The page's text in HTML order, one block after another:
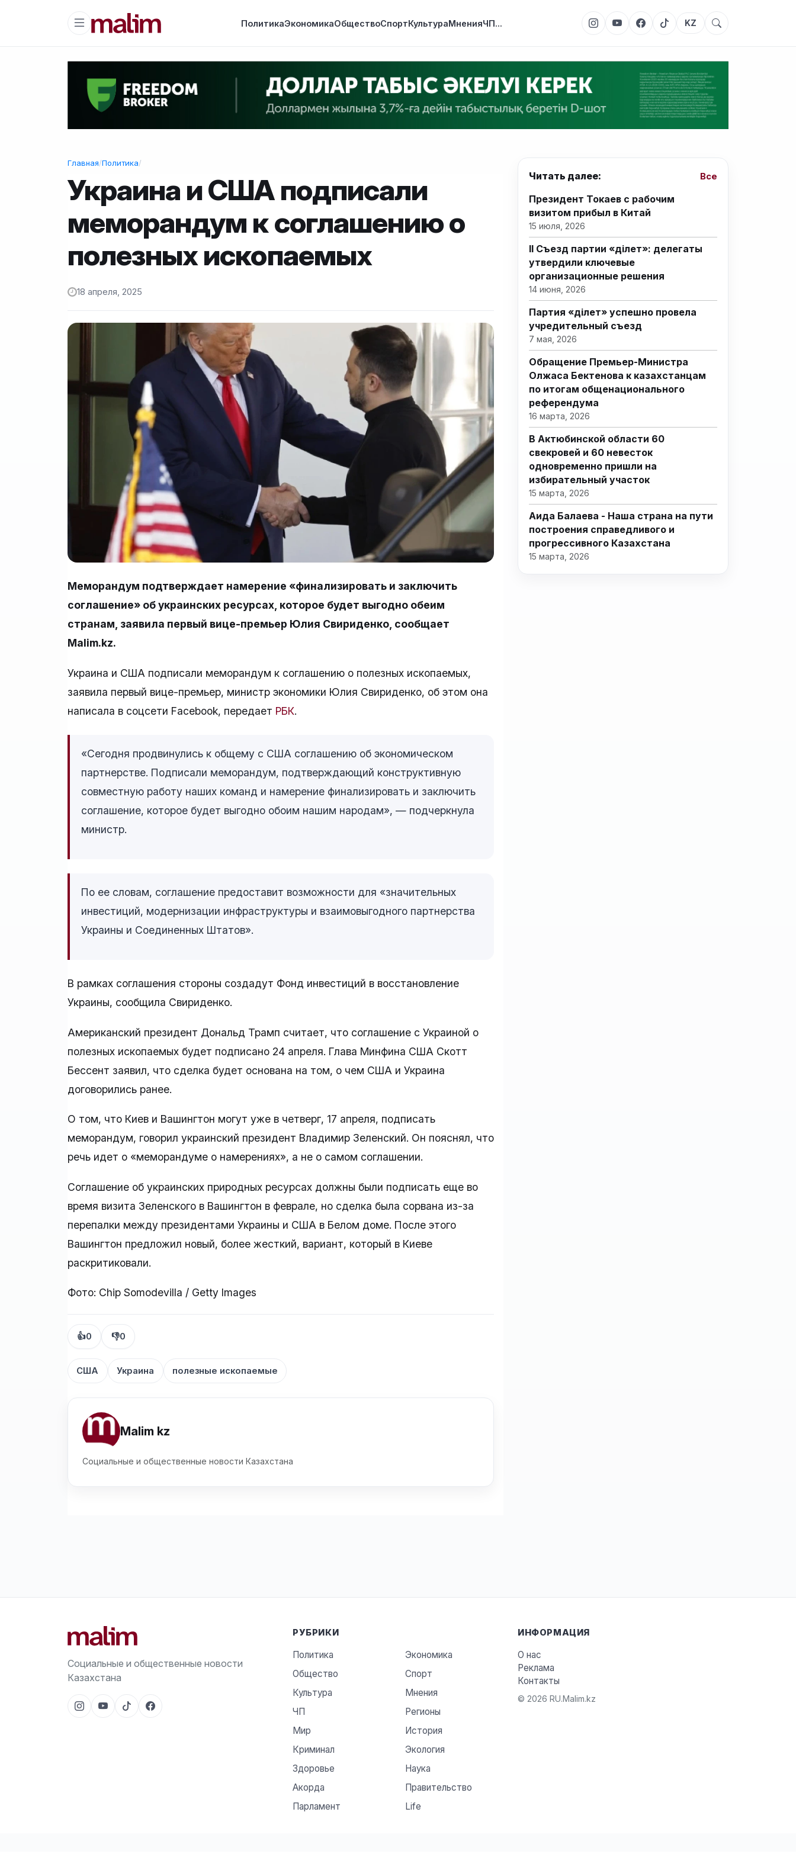
ПолитикаЭкономикаОбществоСпортКультураМненияЧП... KZ
Главная/Политика/
Украина и США подписали
меморандум к соглашению о
полезных ископаемых
18 апреля, 2025
Меморандум подтверждает намерение «финализировать и заключить
соглашение» об украинских ресурсах, которое будет выгодно обеим
странам, заявила первый вице-премьер Юлия Свириденко, сообщает
Malim.kz.
Украина и США подписали меморандум к соглашению о полезных ископаемых,
заявила первый вице-премьер, министр экономики Юлия Свириденко, об этом она
написала в соцсети Facebook, передает РБК.
«Сегодня продвинулись к общему с США соглашению об экономическом
партнерстве. Подписали меморандум, подтверждающий конструктивную
совместную работу наших команд и намерение финализировать и заключить
соглашение, которое будет выгодно обоим нашим народам», — подчеркнула
министр.
По ее словам, соглашение предоставит возможности для «значительных
инвестиций, модернизации инфраструктуры и взаимовыгодного партнерства
Украины и Соединенных Штатов».
В рамках соглашения стороны создадут Фонд инвестиций в восстановление
Украины, сообщила Свириденко.
Американский президент Дональд Трамп считает, что соглашение с Украиной о
полезных ископаемых будет подписано 24 апреля. Глава Минфина США Скотт
Бессент заявил, что сделка будет основана на том, о чем США и Украина
договорились ранее.
О том, что Киев и Вашингтон могут уже в четверг, 17 апреля, подписать
меморандум, говорил украинский президент Владимир Зеленский. Он пояснял, что
речь идет о «меморандуме о намерениях», а не о самом соглашении.
Соглашение об украинских природных ресурсах должны были подписать еще во
время визита Зеленского в Вашингтон в феврале, но сделка была сорвана из-за
перепалки между президентами Украины и США в Белом доме. После этого
Вашингтон предложил новый, более жесткий, вариант, который в Киеве
раскритиковали.
Фото: Chip Somodevilla / Getty Images
👍0 👎0
США Украина полезные ископаемые
Malim kz
Социальные и общественные новости Казахстана
Читать далее: Все
Президент Токаев с рабочим
визитом прибыл в Китай
15 июля, 2026
II Съезд партии «Әділет»: делегаты
утвердили ключевые
организационные решения
14 июня, 2026
Партия «Әділет» успешно провела
учредительный съезд
7 мая, 2026
Обращение Премьер-Министра
Олжаса Бектенова к казахстанцам
по итогам общенационального
референдума
16 марта, 2026
В Актюбинской области 60
свекровей и 60 невесток
одновременно пришли на
избирательный участок
15 марта, 2026
Аида Балаева - Наша страна на пути
построения справедливого и
прогрессивного Казахстана
15 марта, 2026
Социальные и общественные новости
Казахстана
РУБРИКИ
Политика
Экономика
Общество
Спорт
Культура
Мнения
ЧП
Регионы
Мир
История
Криминал
Экология
Здоровье
Наука
Акорда
Правительство
Парламент
Life
ИНФОРМАЦИЯ
О нас
Реклама
Контакты
© 2026 RU.Malim.kz